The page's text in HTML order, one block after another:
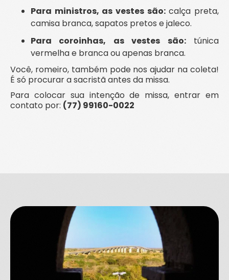
Para ministros, as vestes são:calça preta,
camisa branca, sapatos pretos e jaleco.
Para coroinhas, as vestes são:túnica
vermelha e branca ou apenas branca.
Você, romeiro, também pode nos ajudar na coleta!
É só procurar a sacristã antes da missa.
Para colocar sua intenção de missa, entrar em
contato por: (77) 99160-0022